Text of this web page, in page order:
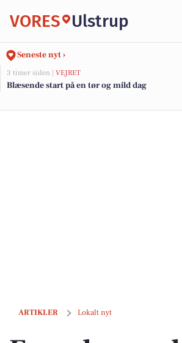
VORES Ulstrup
Seneste nyt ›
3 timer siden | VEJRET
Blæsende start på en tør og mild dag
ARTIKLER Lokalt nyt
Favrskov oplever vækst, samarbejde og